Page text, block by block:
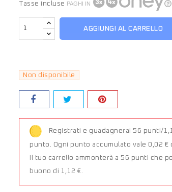
Tasse incluse PAGHI IN
AGGIUNGI AL CARRELLO
Non disponibile
Registrati e guadagnerai 56 punti/
punto. Ogni punto accumulato vale 0,02 €
Il tuo carrello ammonterà a 56 punti che
buono di 1,12 €.